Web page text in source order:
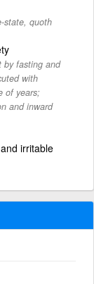
state, quoth
by fasting and
with
of years;
and inward
irritable